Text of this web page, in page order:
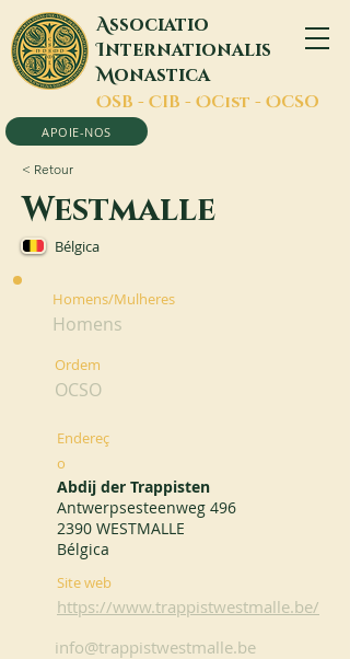
Associatio
Internationalis
Monastica
OSB - CIB - OCist - OCSO
APOIE-NOS
< Retour
Westmalle
Bélgica
Homens/Mulheres
Homens
Ordem
OCSO
Endereç
o
Abdij der Trappisten
Antwerpsesteenweg 496
2390 WESTMALLE
Bélgica
Site web
https://www.trappistwestmalle.be/
info@trappistwestmalle.be